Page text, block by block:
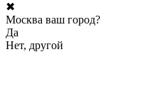
✖
Москва ваш город?
Да
Нет, другой